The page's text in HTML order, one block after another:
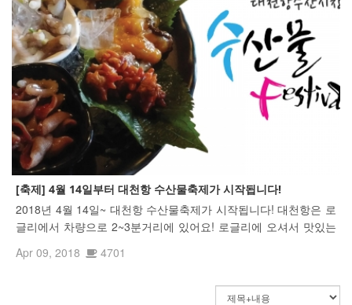
[축제] 4월 14일부터 대천항 수산물축제가 시작됩니다!
2018년 4월 14일~ 대천항 수산물축제가 시작됩니다! 대천항은 로
글리에서 차량으로 2~3분거리에 있어요! 로글리에 오셔서 맛있는
Apr 09, 2018 4701